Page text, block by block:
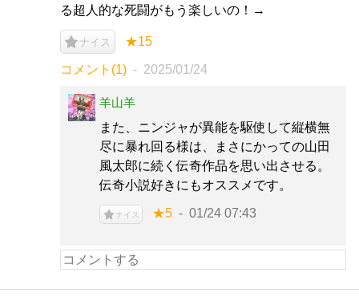
る超人的な死闘がもう楽しいの！→
ナイス ★15
コメント(1) 2025/01/24
羊山羊
また、ニンジャが異能を駆使して縦横無
尽に暴れ回る様は、まさにかっての山田
風太郎に続く伝奇作品を思い出させる。
伝奇小説好きにもオススメです。
ナイス ★5 01/24 07:43